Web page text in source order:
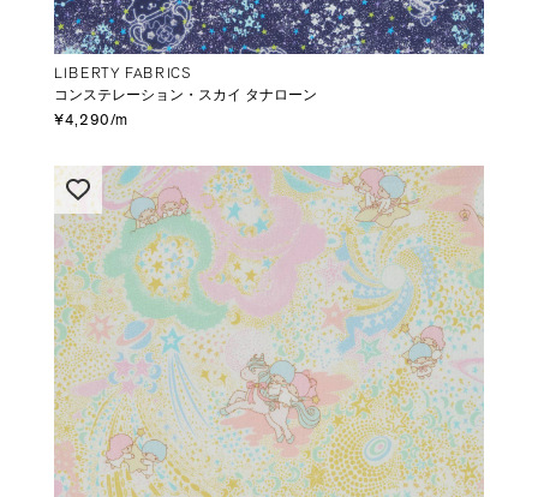
LIBERTY FABRICS
コンステレーション・スカイ タナローン
¥4,290/m